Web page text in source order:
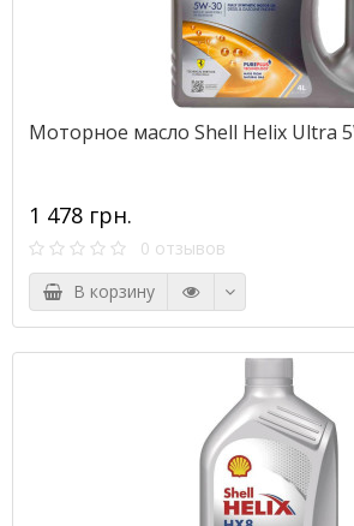
Моторное масло Shell Helix Ultra
1 478 грн.
0 отзывов
В корзину